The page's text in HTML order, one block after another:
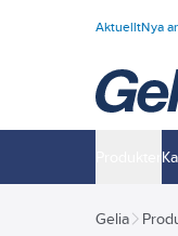
AktuelltNya
Gelia